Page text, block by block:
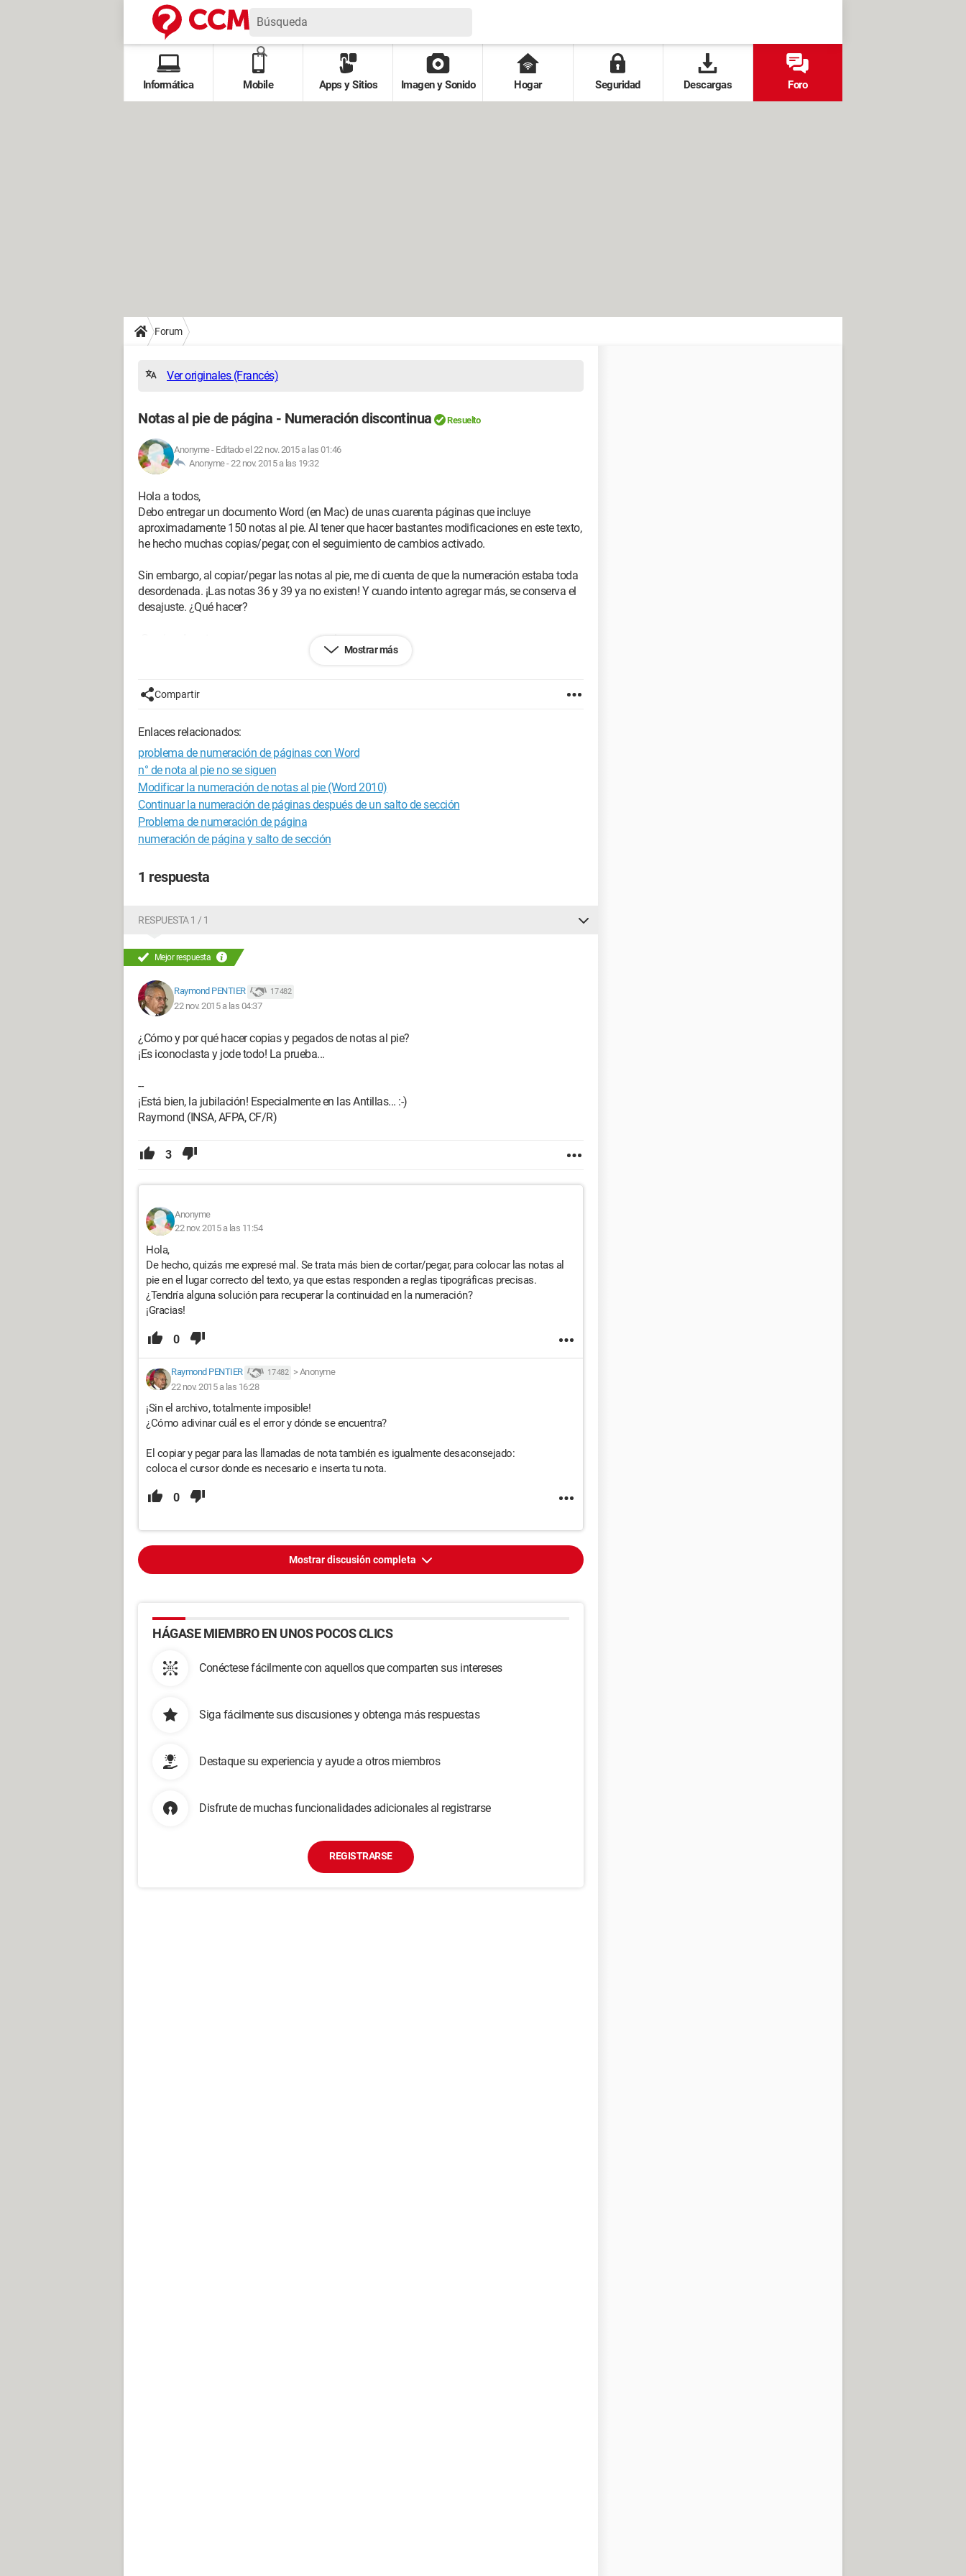
Informática Mobile Apps y Sitios Imagen y Sonido Hogar Seguridad Descargas Foro
Forum
Ver originales (Francés)
Notas al pie de página - Numeración discontinua Resuelto
Anonyme- Editado el 22 nov. 2015 a las 01:46
Anonyme -22 nov. 2015 a las 19:32
Hola a todos,
Debo entregar un documento Word (en Mac) de unas cuarenta páginas que incluye
aproximadamente 150 notas al pie. Al tener que hacer bastantes modificaciones en este texto,
he hecho muchas copias/pegar, con el seguimiento de cambios activado.
Sin embargo, al copiar/pegar las notas al pie, me di cuenta de que la numeración estaba toda
desordenada. ¡Las notas 36 y 39 ya no existen! Y cuando intento agregar más, se conserva el
desajuste. ¿Qué hacer?
¡Gracias de antemano por sus respuestas!
Mostrar más
Compartir
Enlaces relacionados:
problema de numeración de páginas con Word
n° de nota al pie no se siguen
Modificar la numeración de notas al pie (Word 2010)
Continuar la numeración de páginas después de un salto de sección
Problema de numeración de página
numeración de página y salto de sección
1 respuesta
RESPUESTA 1 / 1
Mejor respuesta
Raymond PENTIER 17 482
22 nov. 2015 a las 04:37
¿Cómo y por qué hacer copias y pegados de notas al pie?
¡Es iconoclasta y jode todo! La prueba...
--
¡Está bien, la jubilación! Especialmente en las Antillas... :-)
Raymond (INSA, AFPA, CF/R)
3
Anonyme
22 nov. 2015 a las 11:54
Hola,
De hecho, quizás me expresé mal. Se trata más bien de cortar/pegar, para colocar las notas al
pie en el lugar correcto del texto, ya que estas responden a reglas tipográficas precisas.
¿Tendría alguna solución para recuperar la continuidad en la numeración?
¡Gracias!
0
Raymond PENTIER 17 482 > Anonyme
22 nov. 2015 a las 16:28
¡Sin el archivo, totalmente imposible!
¿Cómo adivinar cuál es el error y dónde se encuentra?
El copiar y pegar para las llamadas de nota también es igualmente desaconsejado:
coloca el cursor donde es necesario e inserta tu nota.
0
Mostrar discusión completa
HÁGASE MIEMBRO EN UNOS POCOS CLICS
Conéctese fácilmente con aquellos que comparten sus intereses
Siga fácilmente sus discusiones y obtenga más respuestas
Destaque su experiencia y ayude a otros miembros
Disfrute de muchas funcionalidades adicionales al registrarse
REGISTRARSE